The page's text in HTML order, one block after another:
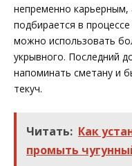
непременно
подбирается в
можно использовать
укрывного. Последний
напоминать сметану и
текуч.
Читать: Как
промыть